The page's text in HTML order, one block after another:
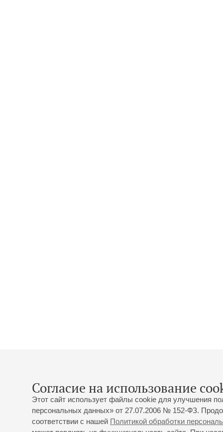
Согласие на использование
Этот сайт использует файлы cookie для улучшения
персональных данных» от 27.07.2006 № 152-ФЗ.
соответствии с нашей Политикой обработки